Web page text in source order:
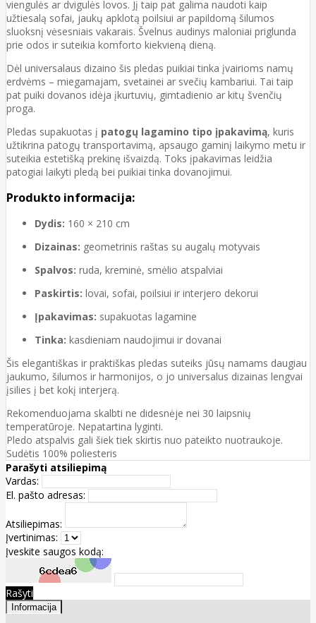
viengulės ar dvigulės lovos. Jį taip pat galima naudoti kaip
užtiesalą sofai, jaukų apklotą poilsiui ar papildomą šilumos
sluoksnį vėsesniais vakarais. Švelnus audinys maloniai priglunda
prie odos ir suteikia komforto kiekvieną dieną.
Dėl universalaus dizaino šis pledas puikiai tinka įvairioms namų
erdvėms – miegamajam, svetainei ar svečių kambariui. Tai taip
pat puiki dovanos idėja įkurtuvių, gimtadienio ar kitų švenčių
proga.
Pledas supakuotas į patogų lagamino tipo įpakavimą, kuris
užtikrina patogų transportavimą, apsaugo gaminį laikymo metu ir
suteikia estetišką prekinę išvaizdą. Toks įpakavimas leidžia
patogiai laikyti pledą bei puikiai tinka dovanojimui.
Produkto informacija:
Dydis: 160 × 210 cm
Dizainas: geometrinis raštas su augalų motyvais
Spalvos: ruda, kreminė, smėlio atspalviai
Paskirtis: lovai, sofai, poilsiui ir interjero dekorui
Įpakavimas: supakuotas lagamine
Tinka: kasdieniam naudojimui ir dovanai
Šis elegantiškas ir praktiškas pledas suteiks jūsų namams daugiau
jaukumo, šilumos ir harmonijos, o jo universalus dizainas lengvai
įsilies į bet kokį interjerą.
Rekomenduojama skalbti ne didesnėje nei 30 laipsnių
temperatūroje. Nepatartina lyginti.
Pledo atspalvis gali šiek tiek skirtis nuo pateikto nuotraukoje.
Sudėtis 100% poliesteris
Parašyti atsiliepimą
Vardas:
El. pašto adresas:
Atsiliepimas:
Įvertinimas:
Įveskite saugos kodą:
Rašyti
Informacija